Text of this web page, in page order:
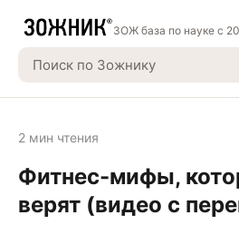
ЗОЖ база по науке с
2 мин чтения
Фитнес-мифы,
верят (видео с